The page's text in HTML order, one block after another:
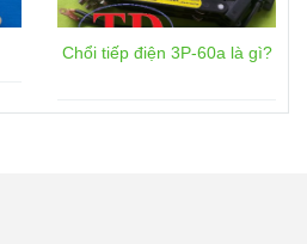
Chổi tiếp điện 3P-60a là gì?